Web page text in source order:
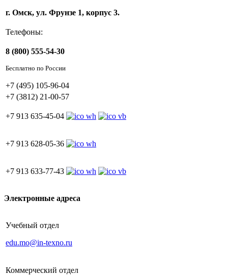
г. Омск, ул. Фрунзе 1, корпус 3.
Телефоны:
8 (800) 555-54-30
Бесплатно по России
+7 (495) 105-96-04
+7 (3812) 21-00-57
+7 913 635-45-04
+7 913 628-05-36
+7 913 633-77-43
Электронные адреса
Учебный отдел
edu.mo@in-texno.ru
Коммерческий отдел